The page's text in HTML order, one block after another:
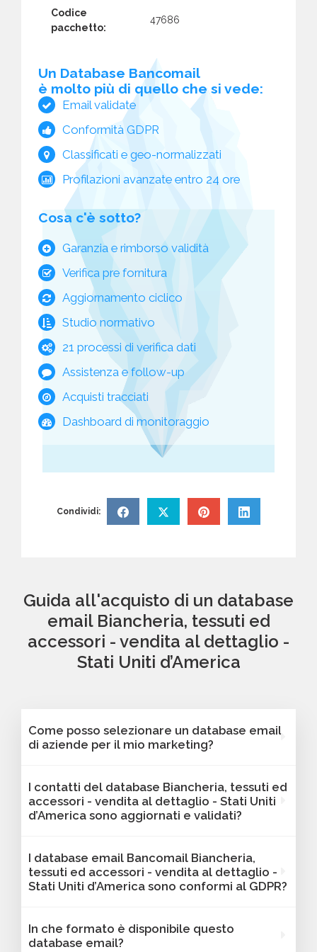
Codice
pacchetto:
47686
Un Database Bancomail
è molto più di quello che si vede:
Email validate
Conformità GDPR
Classificati e geo-normalizzati
Profilazioni avanzate entro 24 ore
Cosa c'è sotto?
Garanzia e rimborso validità
Verifica pre fornitura
Aggiornamento ciclico
Studio normativo
21 processi di verifica dati
Assistenza e follow-up
Acquisti tracciati
Dashboard di monitoraggio
Condividi:
Guida all'acquisto di un database
email Biancheria, tessuti ed
accessori - vendita al dettaglio -
Stati Uniti d’America
Come posso selezionare un database email
di aziende per il mio marketing?
nostra piattaforma Bancomail. Troverai
contatti B2B verificati di aziende attive
Biancheria, tessuti ed accessori - vendita al
includono l'indirizzo email e sono filtrabili per
area geografica, settore, dimensione
I contatti del database Biancheria, tessuti ed
accessori - vendita al dettaglio - Stati Uniti
d’America sono aggiornati e validati?
includano email attive e aggiornate. I nostri
database vengono sottoposti a verifiche
dati sono validi per attività B2B come
I database email Bancomail Biancheria,
tessuti ed accessori - vendita al dettaglio -
Stati Uniti d’America sono conformi al GDPR?
pubbliche o autorizzate e gestiti secondo le
In che formato è disponibile questo
database email?